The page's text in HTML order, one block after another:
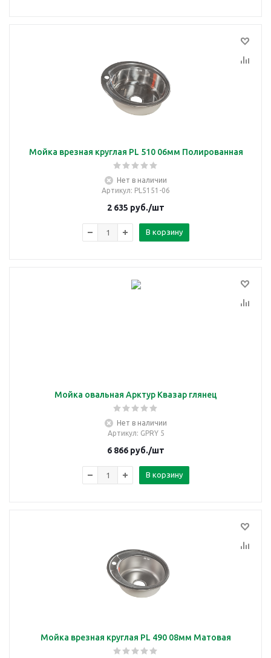
Мойка врезная круглая PL 510 06мм Полированная
Нет в наличии
Артикул: PL5151-06
2 635 руб./шт
В корзину
Мойка овальная Арктур Квазар глянец
Нет в наличии
Артикул: GPRY 5
6 866 руб./шт
В корзину
Мойка врезная круглая PL 490 08мм Матовая